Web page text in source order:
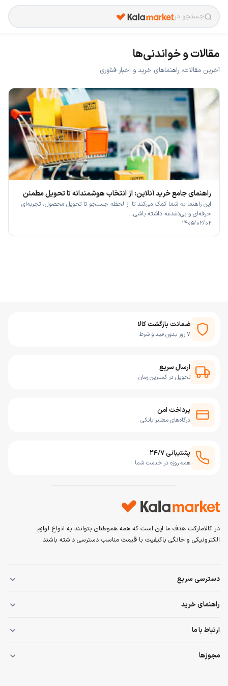
جستجو در
مقالات و خواندنی‌ها
آخرین مقالات، راهنماهای خرید و اخبار فناوری
راهنمای جامع خرید آنلاین: از انتخاب هوشمندانه تا تحویل مطمئن
این راهنما به شما کمک می‌کند تا از لحظه جستجو تا تحویل محصول، تجربه‌ای
حرفه‌ای و بی‌دغدغه داشته باشی...
۱۴۰۵/۰۲/۰۲
ضمانت بازگشت کالا
۷ روز بدون قید و شرط
ارسال سریع
تحویل در کمترین زمان
پرداخت امن
درگاه‌های معتبر بانکی
پشتیبانی ۲۴/۷
همه روزه در خدمت شما
در کالامارکت هدف ما این است که همه هموطنان بتوانند به انواع لوازم
الکترونیکی و خانگی باکیفیت با قیمت مناسب دسترسی داشته باشند.
دسترسی سریع
صفحه اصلی
خرید قسطی
راهنمای خرید
قوانین و مقررات
راهنمای مرجوعی
ارتباط با ما
۰۹۳۰۰۸۸۱۹۵۵
مجوزها